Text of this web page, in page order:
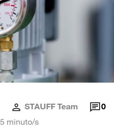
STAUFF Team
0
minuto/s